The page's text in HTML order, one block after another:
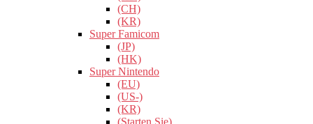
(CH)
(KR)
Super Famicom
(JP)
(HK)
Super Nintendo
(EU)
(US-)
(KR)